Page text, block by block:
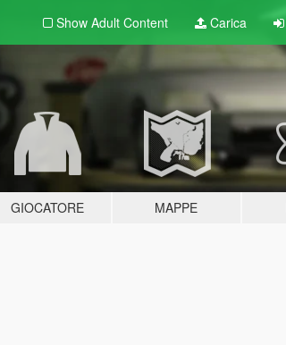
Show Adult Content Carica
GIOCATORE MAPPE